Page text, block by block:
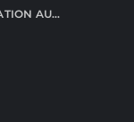
AU…